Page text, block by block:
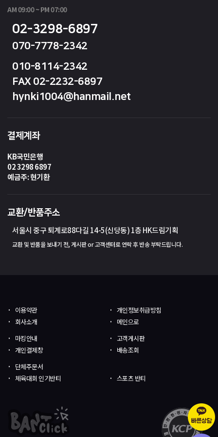
AM 09:00 ~ PM 07:00
02-3298-6897
070-7778-2342
010-8114-2342
FAX 02-2232-6897
hynki1004@hanmail.net
결제계좌
KB국민은행
02 3298 6897
예금주: 현기환
교환/반품주소
서울시 중구 퇴계로88다길 14-5(신당동) 1층 HK드림기획
교환 및 반품을 보내기 전, 게시판 or 고객센터로 연락 후 반송 부탁드립니다.
이용약관
개인정보취급방침
회사소개
메인으로
마킹안내
고객게시판
개인결제창
배송조회
단체주문서
체육대회 인기반티
스포츠 반티